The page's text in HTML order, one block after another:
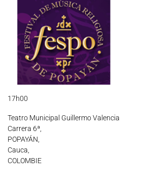
PROGRAMMES
MÉDIATION
DISCOGRAPHIE
17h00
Teatro Municipal Guillermo Valencia
Carrera 6ª,
POPAYÁN,
Cauca,
COLOMBIE